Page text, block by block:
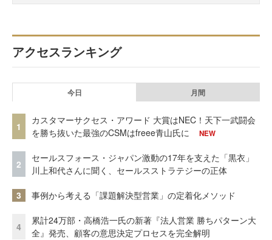
アクセスランキング
今日 月間
1
カスタマーサクセス・アワード 大賞はNEC！天下一武闘会
を勝ち抜いた最強のCSMはfreee青山氏に
NEW
2
セールスフォース・ジャパン激動の17年を支えた「黒衣」
川上和代さんに聞く、セールスストラテジーの正体
3 事例から考える「課題解決型営業」の定着化メソッド
4
累計24万部・高橋浩一氏の新著『法人営業 勝ちパターン大
全』発売、顧客の意思決定プロセスを完全解明